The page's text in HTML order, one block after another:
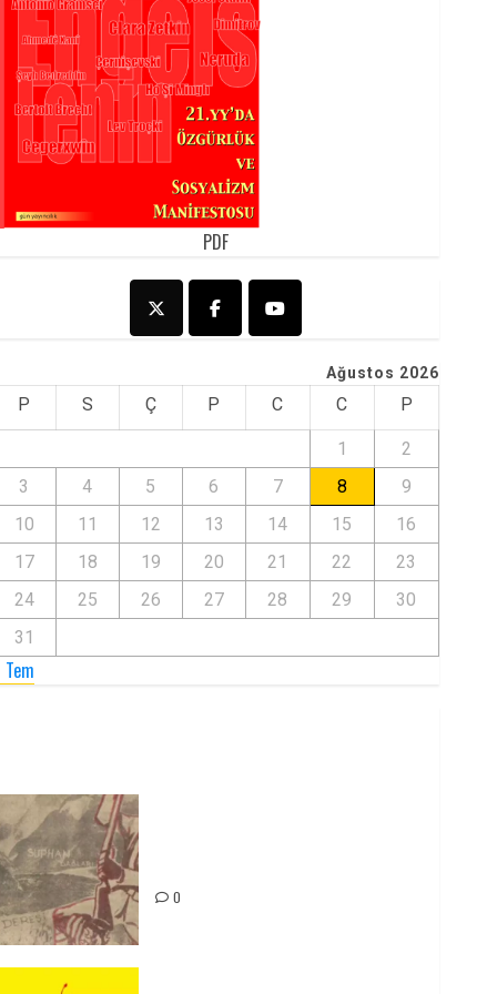
PDF
Ağustos 2026
P S Ç P C C P
1
2
3
4 5 6 7 8
9
10
11 12 13 14 15
16
17
18 19 20 21 22
23
24
25 26 27 28 29
30
31
0